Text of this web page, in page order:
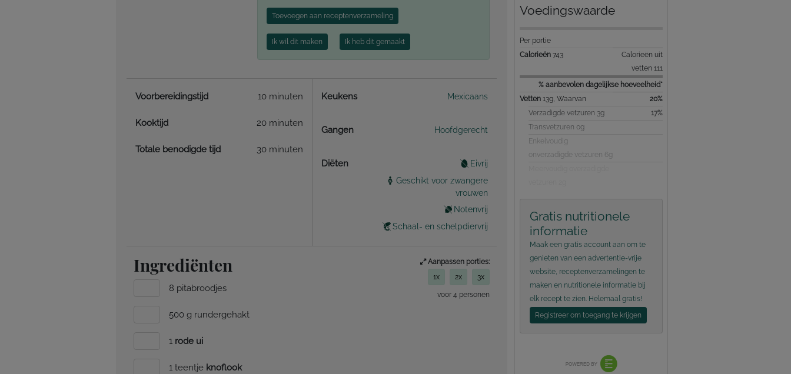
Toevoegen aan receptenverzameling
Ik wil dit maken Ik heb dit gemaakt
Voorbereidingstijd 10 minuten
Kooktijd 20 minuten
Totale benodigde tijd 30 minuten
Keukens Mexicaans
Gangen Hoofdgerecht
Diëten
Eivrij
Geschikt voor zwangere
vrouwen
Notenvrij
Schaal- en schelpdiervrij
Aanpassen porties:
1x 2x 3x
voor 4 personen
Ingrediënten
8 pitabroodjes
500 g rundergehakt
1 rode ui
1 teentje knoflook
Voedingswaarde
Per portie
Calorieën 743
Calorieën uit
vetten 111
% aanbevolen dagelijkse hoeveelheid*
Vetten 13g, Waarvan
20%
Verzadigde vetzuren 3g
17%
Transvetzuren 0g
Enkelvoudig
onverzadigde vetzuren 6g
Gratis nutritionele
informatie
Maak een gratis account aan om te
genieten van een advertentie-vrije
website, receptenverzamelingen te
maken en nutritionele informatie bij
elk recept te zien. Helemaal gratis!
Registreer om toegang te krijgen